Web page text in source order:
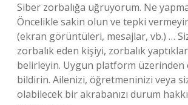
Siber zorbalığa uğruyorum. Ne
Öncelikle sakin olun ve tepki
(ekran görüntüleri, mesajlar, vb.) …
zorbalık eden kişiyi, zorbalık
belirleyin. Uygun platform üzerinden
bildirin. Ailenizi, öğretmeninizi veya
olabilecek bir akrabanızı durum